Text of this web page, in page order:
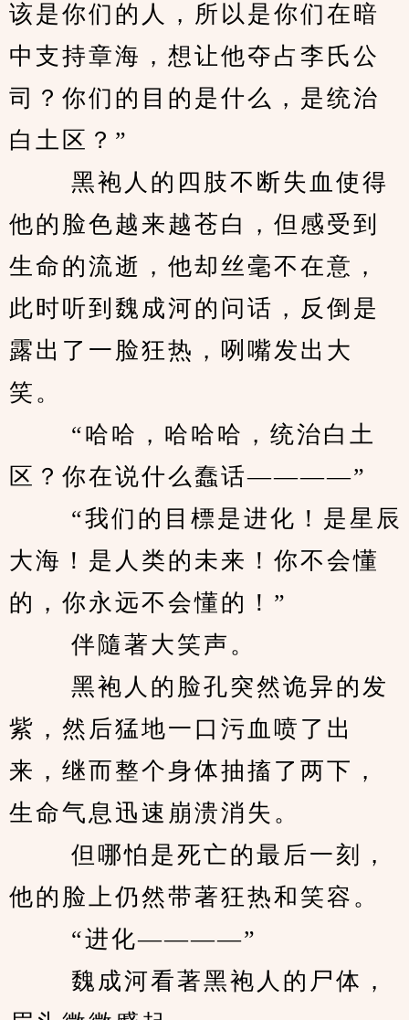
该是你们的人，所以是你们在暗
中支持章海，想让他夺占李氏公
司？你们的目的是什么，是统治
白土区？”
黑袍人的四肢不断失血使得
他的脸色越来越苍白，但感受到
生命的流逝，他却丝毫不在意，
此时听到魏成河的问话，反倒是
露出了一脸狂热，咧嘴发出大
笑。
“哈哈，哈哈哈，统治白土
区？你在说什么蠢话————”
“我们的目標是进化！是星辰
大海！是人类的未来！你不会懂
的，你永远不会懂的！”
伴隨著大笑声。
黑袍人的脸孔突然诡异的发
紫，然后猛地一口污血喷了出
来，继而整个身体抽搐了两下，
生命气息迅速崩溃消失。
但哪怕是死亡的最后一刻，
他的脸上仍然带著狂热和笑容。
“进化————”
魏成河看著黑袍人的尸体，